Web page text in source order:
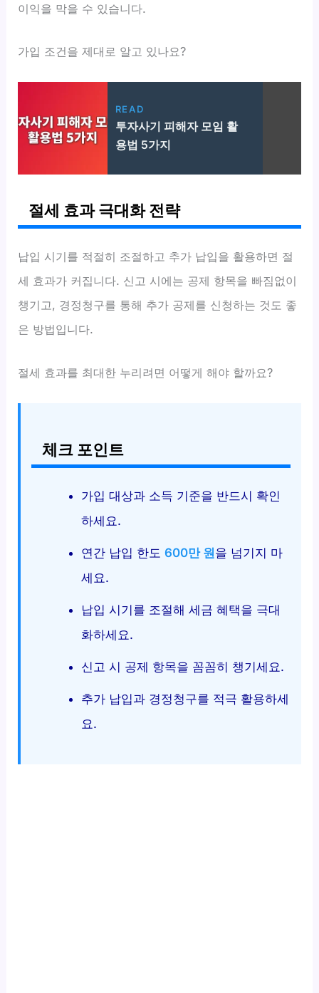
이익을 막을 수 있습니다.
가입 조건을 제대로 알고 있나요?
READ
투자사기 피해자 모임 활
용법 5가지
절세 효과 극대화 전략
납입 시기를 적절히 조절하고 추가 납입을 활용하면 절
세 효과가 커집니다. 신고 시에는 공제 항목을 빠짐없이
챙기고, 경정청구를 통해 추가 공제를 신청하는 것도 좋
은 방법입니다.
절세 효과를 최대한 누리려면 어떻게 해야 할까요?
체크 포인트
가입 대상과 소득 기준을 반드시 확인
하세요.
연간 납입 한도 600만 원을 넘기지 마
세요.
납입 시기를 조절해 세금 혜택을 극대
화하세요.
신고 시 공제 항목을 꼼꼼히 챙기세요.
추가 납입과 경정청구를 적극 활용하세
요.